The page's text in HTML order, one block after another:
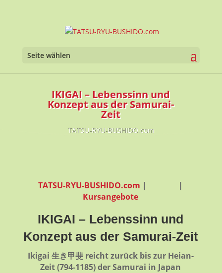
Seite wählen
IKIGAI – Lebenssinn und
Konzept aus der Samurai-
Zeit
TATSU-RYU-BUSHIDO.com
TATSU-RYU-BUSHIDO.com |
|
Kursangebote
IKIGAI – Lebenssinn und
Konzept aus der Samurai-Zeit
Ikigai 生き甲斐 reicht zurück bis zur Heian-
Zeit (794-1185) der Samurai in Japan